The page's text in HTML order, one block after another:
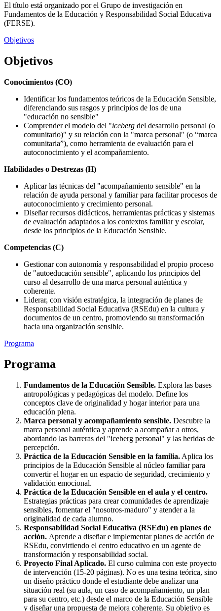
El título está organizado por el Grupo de investigación en
Fundamentos de la Educación y Responsabilidad Social Educativa
(FERSE).
Objetivos
Objetivos
Conocimientos (CO)
Identificar los fundamentos teóricos de la Educación Sensible,
diferenciando sus rasgos y principios de los de una
"educación no sensible"
Comprender el modelo del "iceberg del desarrollo personal (o
comunitario)" y su relación con la "marca personal" (o “marca
comunitaria”), como herramienta de evaluación para el
autoconocimiento y el acompañamiento.
Habilidades o Destrezas (H)
Aplicar las técnicas del "acompañamiento sensible" en la
relación de ayuda personal y familiar para facilitar procesos de
autoconocimiento y crecimiento personal.
Diseñar recursos didácticos, herramientas prácticas y sistemas
de evaluación adaptados a los contextos familiar y escolar,
desde los principios de la Educación Sensible.
Competencias (C)
Gestionar con autonomía y responsabilidad el propio proceso
de "autoeducación sensible", aplicando los principios del
curso al desarrollo de una marca personal auténtica y
coherente.
Liderar, con visión estratégica, la integración de planes de
Responsabilidad Social Educativa (RSEdu) en la cultura y
documentos de un centro, promoviendo su transformación
hacia una organización sensible.
Programa
Programa
Fundamentos de la Educación Sensible. Explora las bases
antropológicas y pedagógicas del modelo. Define los
conceptos clave de originalidad y hogar interior para una
educación plena.
Marca personal y acompañamiento sensible. Descubre la
marca personal auténtica y aprende a acompañar a otros,
abordando las barreras del "iceberg personal" y las heridas de
percepción.
Práctica de la Educación Sensible en la familia. Aplica los
principios de la Educación Sensible al núcleo familiar para
convertir el hogar en un espacio de seguridad, crecimiento y
validación emocional.
Práctica de la Educación Sensible en el aula y el centro.
Estrategias prácticas para crear comunidades de aprendizaje
sensibles, fomentar el "nosotros-maduro" y atender a la
originalidad de cada alumno.
Responsabilidad Social Educativa (RSEdu) en planes de
acción. Aprende a diseñar e implementar planes de acción de
RSEdu, convirtiendo el centro educativo en un agente de
transformación y responsabilidad social.
Proyecto Final Aplicado. El curso culmina con este proyecto
de intervención (15-20 páginas). No es una tesina teórica, sino
un diseño práctico donde el estudiante debe analizar una
situación real (su aula, un caso de acompañamiento, un plan
para su centro, etc.) desde el marco de la Educación Sensible
y diseñar una propuesta de mejora coherente. Su objetivo es